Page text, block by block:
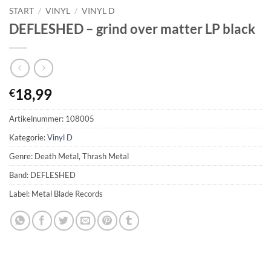
START / VINYL / VINYL D
DEFLESHED – grind over matter LP black
€18,99
Artikelnummer: 108005
Kategorie:Vinyl D
Genre: Death Metal, Thrash Metal
Band: DEFLESHED
Label: Metal Blade Records